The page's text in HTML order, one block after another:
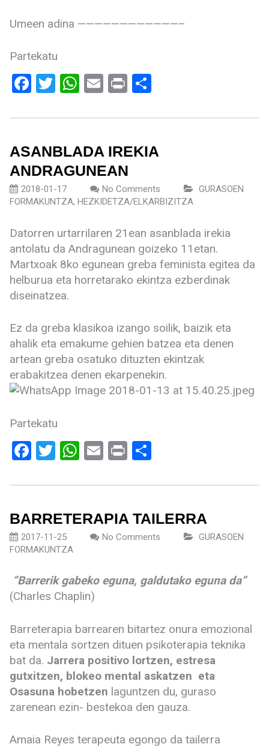
Umeen adina ————————————–
Partekatu
Facebook
Twitter
WhatsApp
Email
PrintShare
ASANBLADA IREKIA
ANDRAGUNEAN
2018-01-17 No Comments
GURASOEN
FORMAKUNTZA, HEZKIDETZA/ELKARBIZITZA
Datorren urtarrilaren 21ean asanblada irekia
antolatu da Andragunean goizeko 11etan.
Martxoak 8ko egunean greba feminista egitea da
helburua eta horretarako ekintza ezberdinak
diseinatzea.
Ez da greba klasikoa izango soilik, baizik eta
ahalik eta emakume gehien batzea eta denen
artean greba osatuko dituzten ekintzak
erabakitzea denen ekarpenekin.
Partekatu
Facebook
Twitter
WhatsApp
Email
PrintShare
BARRETERAPIA TAILERRA
2017-11-25 No Comments
GURASOEN
FORMAKUNTZA
“Barrerik gabeko eguna, galdutako eguna da”
(Charles Chaplin)
Barreterapia barrearen bitartez onura emozional
eta mentala sortzen dituen psikoterapia teknika
bat da. Jarrera positivo lortzen, estresa
gutxitzen, blokeo mental askatzen eta
Osasuna hobetzen laguntzen du, guraso
zarenean ezin- bestekoa den gauza.
Amaia Reyes terapeuta egongo da tailerra